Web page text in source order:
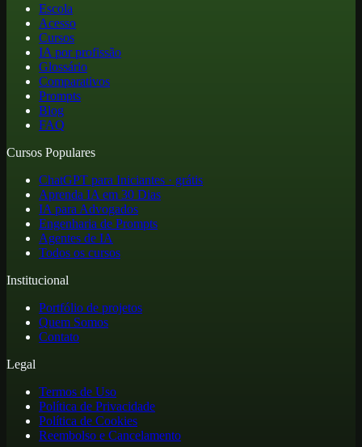
Escola
Acesso
Cursos
IA por profissão
Glossário
Comparativos
Prompts
Blog
FAQ
Cursos Populares
ChatGPT para Iniciantes · grátis
Aprenda IA em 30 Dias
IA para Advogados
Engenharia de Prompts
Agentes de IA
Todos os cursos
Institucional
Portfólio de projetos
Quem Somos
Contato
Legal
Termos de Uso
Política de Privacidade
Política de Cookies
Reembolso e Cancelamento